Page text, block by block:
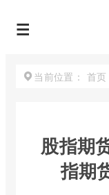
当前位置： 首页
股指期
指期